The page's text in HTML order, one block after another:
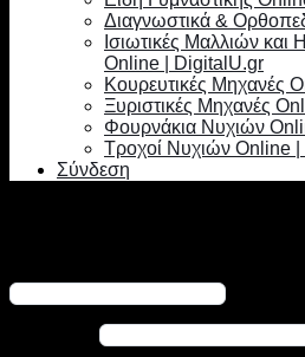
Διαγνωστικά &
Ισιωτικές Μαλλιών και
Online | DigitalU.gr
Κουρευτικές Μηχανές
Ξυριστικές Μηχανές
Φουρνάκια Νυχιών
Τροχοί Νυχιών Online
Σύνδεση
Απαιτείται